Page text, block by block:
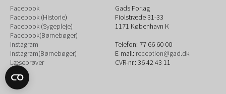
Facebook
Facebook (Historie)
Facebook (Sygepleje)
Facebook(Børnebøger)
Instagram
Instagram(Børnebøger)
Læseprøver
Gads Forlag
Fiolstræde 31-33
1171 København K
Telefon: 77 66 60 00
E-mail: reception@gad.dk
CVR-nr.: 36 42 43 11